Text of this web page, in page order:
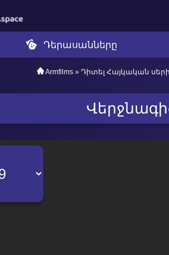
Դերասանները
Armfilms » Դիտել Հայկական